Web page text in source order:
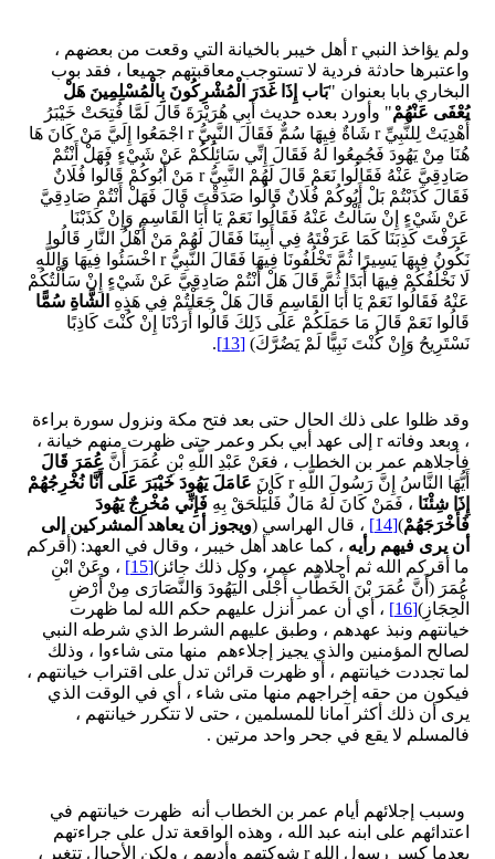
ولم يؤاخذ النبي r أهل خيبر بالخيانة التي وقعت من بعضهم ،
واعتبرها حادثة فردية لا تستوجب معاقبتهم جميعا ، فقد بوب
البخاري بابا بعنوان "بَاب إِذَا غَدَرَ الْمُشْرِكُونَ بِالْمُسْلِمِينَ هَلْ
يُعْفَى عَنْهُمْ" وأورد بعده حديث أَبِي هُرَيْرَةَ قَالَ لَمَّا فُتِحَتْ خَيْبَرُ
أُهْدِيَتْ لِلنَّبِيِّ r شَاةٌ فِيهَا سُمٌّ فَقَالَ النَّبِيُّ r اجْمَعُوا إِلَيَّ مَنْ كَانَ هَا
هُنَا مِنْ يَهُودَ فَجُمِعُوا لَهُ فَقَالَ إِنِّي سَائِلُكُمْ عَنْ شَيْءٍ فَهَلْ أَنْتُمْ
صَادِقِيَّ عَنْهُ فَقَالُوا نَعَمْ قَالَ لَهُمْ النَّبِيُّ r مَنْ أَبُوكُمْ قَالُوا فُلَانٌ
فَقَالَ كَذَبْتُمْ بَلْ أَبُوكُمْ فُلَانٌ قَالُوا صَدَقْتَ قَالَ فَهَلْ أَنْتُمْ صَادِقِيَّ
عَنْ شَيْءٍ إِنْ سَأَلْتُ عَنْهُ فَقَالُوا نَعَمْ يَا أَبَا الْقَاسِمِ وَإِنْ كَذَبْنَا
عَرَفْتَ كَذِبَنَا كَمَا عَرَفْتَهُ فِي أَبِينَا فَقَالَ لَهُمْ مَنْ أَهْلُ النَّارِ قَالُوا
نَكُونُ فِيهَا يَسِيرًا ثُمَّ تَخْلُفُونَا فِيهَا فَقَالَ النَّبِيُّ r اخْسَئُوا فِيهَا وَاللَّهِ
لَا نَخْلُفُكُمْ فِيهَا أَبَدًا ثُمَّ قَالَ هَلْ أَنْتُمْ صَادِقِيَّ عَنْ شَيْءٍ إِنْ سَأَلْتُكُمْ
عَنْهُ فَقَالُوا نَعَمْ يَا أَبَا الْقَاسِمِ قَالَ هَلْ جَعَلْتُمْ فِي هَذِهِ الشَّاةِ سُمًّا
قَالُوا نَعَمْ قَالَ مَا حَمَلَكُمْ عَلَى ذَلِكَ قَالُوا أَرَدْنَا إِنْ كُنْتَ كَاذِبًا
نَسْتَرِيحُ وَإِنْ كُنْتَ نَبِيًّا لَمْ يَضُرَّكَ) [13]
.
وقد ظلوا على ذلك الحال حتى بعد فتح مكة ونزول سورة براءة
، وبعد وفاته r إلى عهد أبي بكر وعمر حتى ظهرت منهم خيانة ،
فأجلاهم عمر بن الخطاب ، فعَنْ عَبْدِ اللَّهِ بْنِ عُمَرَ أَنَّ عُمَرَ قَالَ
أَيُّهَا النَّاسُ إِنَّ رَسُولَ اللَّهِ r كَانَ
عَامَلَ يَهُودَ خَيْبَرَ عَلَى أَنَّا نُخْرِجُهُمْ
إِذَا شِئْنَا ، فَمَنْ كَانَ لَهُ مَالٌ فَلْيَلْحَقْ بِهِ فَإِنِّي مُخْرِجٌ يَهُودَ
فَأَخْرَجَهُمْ)
[14] ، قال الهراسي (ويجوز أن يعاهد المشركين إلى
أن يرى فيهم رأيه ، كما عاهد أهل خيبر ، وقال في العهد: (أقركم
ما أقركم الله ثم أجلاهم عمر، وكل ذلك جائز)[15]
، وعَنْ ابْنِ
عُمَرَ (أَنَّ عُمَرَ بْنَ الْخَطَّابِ أَجْلَى الْيَهُودَ وَالنَّصَارَى مِنْ أَرْضِ
الْحِجَازِ)[16]
، أي أن عمر أنزل عليهم حكم الله لما ظهرت
خيانتهم ونبذ عهدهم ، وطبق عليهم الشرط الذي شرطه النبي
لصالح المؤمنين والذي يجيز إجلاءهم منها متى شاءوا ، وذلك
لما تجددت خيانتهم ، أو ظهرت قرائن تدل على اقتراب خيانتهم ،
فيكون من حقه إخراجهم منها متى شاء ، أي في الوقت الذي
يرى أن ذلك أكثر آمانا للمسلمين ، حتى لا تتكرر خيانتهم ،
فالمسلم لا يقع في جحر واحد مرتين .
وسبب إجلائهم أيام عمر بن الخطاب أنه ظهرت خيانتهم في
اعتدائهم على ابنه عبد الله ، وهذه الواقعة تدل على جراءتهم
بعدما كسر رسول الله r شوكتهم وأدبهم ، ولكن الأجيال تتغير ،